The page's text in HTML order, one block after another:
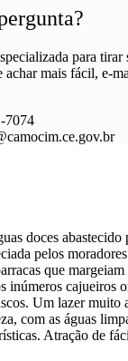
para tirar
achar mais fácil, e-
7074
doces abastecido
pelos
que
inúmeros cajueiros
Um lazer muito
com as águas
Atração de